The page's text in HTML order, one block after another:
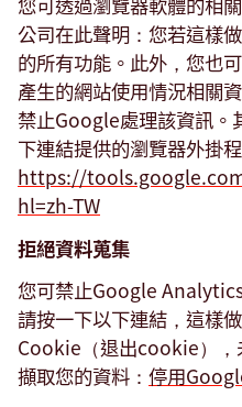
公司在此聲明：您若這樣
的所有功能。此外，您也
產生的網站使用情況相關
禁止Google處理該資訊。
下連結提供的瀏覽器外掛程
https://
hl=zh-TW
拒絕資料蒐集
您可禁止Google
請按一下以下連結，這樣
Cookie（退出cookie），
擷取您的資料： 停用